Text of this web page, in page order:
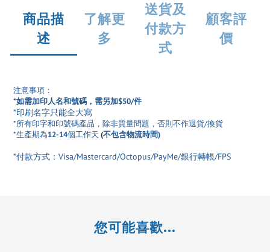
商品描
述
了解更
多
送貨及
付款方
式
顧客評
價
注意事項：
*如需加印人名和號碼，需另加$50/件
*印刷名字只能全大寫
*所有印字和印號碼產品 ，除非質量問題，否則不作退貨/換貨
*生產期為12-14個工作天 (不包含物流時間)
*付款方式：Visa/Mastercard/Octopus/PayMe/銀行轉帳/FPS
您可能喜歡...